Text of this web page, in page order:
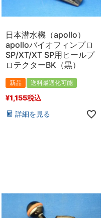
日本潜水機（apollo）
apolloバイオフィンプロ
SP/XT/XT SP用ヒールプ
ロテクターBK（黒）
新品 送料最適化可能
¥1,155税込
詳細を見る